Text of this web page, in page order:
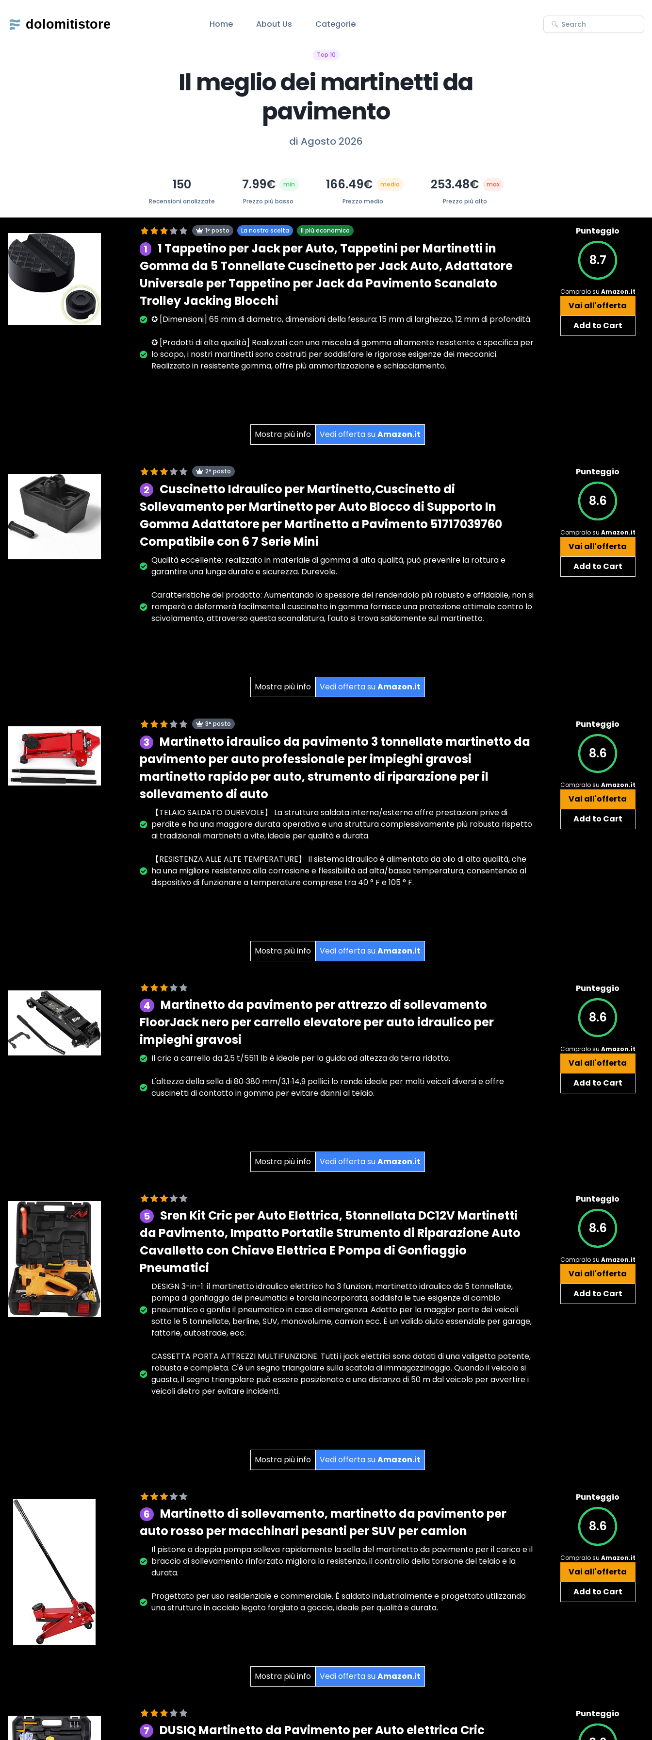
Home About Us Categorie
Top 10
Il meglio dei martinetti da
pavimento
di Agosto 2026
150
Recensioni analizzate
7.99€ min
Prezzo più basso
166.49€ medio
Prezzo medio
253.48€ max
Prezzo più alto
1° posto La nostra scelta Il più economico
1
1 Tappetino per Jack per Auto, Tappetini per Martinetti in
Gomma da 5 Tonnellate Cuscinetto per Jack Auto, Adattatore
Universale per Tappetino per Jack da Pavimento Scanalato
Trolley Jacking Blocchi
✪ [Dimensioni] 65 mm di diametro, dimensioni della fessura: 15 mm di larghezza, 12 mm di profondità.
✪ [Prodotti di alta qualità] Realizzati con una miscela di gomma altamente resistente e specifica per
lo scopo, i nostri martinetti sono costruiti per soddisfare le rigorose esigenze dei meccanici.
Realizzato in resistente gomma, offre più ammortizzazione e schiacciamento.
Mostra più info Vedi offerta suAmazon.it
Punteggio
8.7
Compralo su Amazon.it
Vai all'offerta
Add to Cart
2° posto
2
Cuscinetto Idraulico per Martinetto,Cuscinetto di
Sollevamento per Martinetto per Auto Blocco di Supporto In
Gomma Adattatore per Martinetto a Pavimento 51717039760
Compatibile con 6 7 Serie Mini
Qualità eccellente: realizzato in materiale di gomma di alta qualità, può prevenire la rottura e
garantire una lunga durata e sicurezza. Durevole.
Caratteristiche del prodotto: Aumentando lo spessore del rendendolo più robusto e affidabile, non si
romperà o deformerà facilmente.Il cuscinetto in gomma fornisce una protezione ottimale contro lo
scivolamento, attraverso questa scanalatura, l'auto si trova saldamente sul martinetto.
Mostra più info Vedi offerta suAmazon.it
Punteggio
8.6
Compralo su Amazon.it
Vai all'offerta
Add to Cart
3° posto
3
Martinetto idraulico da pavimento 3 tonnellate martinetto da
pavimento per auto professionale per impieghi gravosi
martinetto rapido per auto, strumento di riparazione per il
sollevamento di auto
【TELAIO SALDATO DUREVOLE】 La struttura saldata interna/esterna offre prestazioni prive di
perdite e ha una maggiore durata operativa e una struttura complessivamente più robusta rispetto
ai tradizionali martinetti a vite, ideale per qualità e durata.
【RESISTENZA ALLE ALTE TEMPERATURE】 Il sistema idraulico è alimentato da olio di alta qualità, che
ha una migliore resistenza alla corrosione e flessibilità ad alta/bassa temperatura, consentendo al
dispositivo di funzionare a temperature comprese tra 40 ° F e 105 ° F.
Mostra più info Vedi offerta suAmazon.it
Punteggio
8.6
Compralo su Amazon.it
Vai all'offerta
Add to Cart
4
Martinetto da pavimento per attrezzo di sollevamento
FloorJack nero per carrello elevatore per auto idraulico per
impieghi gravosi
Il cric a carrello da 2,5 t/5511 lb è ideale per la guida ad altezza da terra ridotta.
L'altezza della sella di 80‑380 mm/3,1‑14,9 pollici lo rende ideale per molti veicoli diversi e offre
cuscinetti di contatto in gomma per evitare danni al telaio.
Mostra più info Vedi offerta suAmazon.it
Punteggio
8.6
Compralo su Amazon.it
Vai all'offerta
Add to Cart
5
Sren Kit Cric per Auto Elettrica, 5tonnellata DC12V Martinetti
da Pavimento, Impatto Portatile Strumento di Riparazione Auto
Cavalletto con Chiave Elettrica E Pompa di Gonfiaggio
Pneumatici
DESIGN 3-in-1: il martinetto idraulico elettrico ha 3 funzioni, martinetto idraulico da 5 tonnellate,
pompa di gonfiaggio dei pneumatici e torcia incorporata, soddisfa le tue esigenze di cambio
pneumatico o gonfia il pneumatico in caso di emergenza. Adatto per la maggior parte dei veicoli
sotto le 5 tonnellate, berline, SUV, monovolume, camion ecc. È un valido aiuto essenziale per garage,
fattorie, autostrade, ecc.
CASSETTA PORTA ATTREZZI MULTIFUNZIONE: Tutti i jack elettrici sono dotati di una valigetta potente,
robusta e completa. C'è un segno triangolare sulla scatola di immagazzinaggio. Quando il veicolo si
guasta, il segno triangolare può essere posizionato a una distanza di 50 m dal veicolo per avvertire i
veicoli dietro per evitare incidenti.
Mostra più info Vedi offerta suAmazon.it
Punteggio
8.6
Compralo su Amazon.it
Vai all'offerta
Add to Cart
6
Martinetto di sollevamento, martinetto da pavimento per
auto rosso per macchinari pesanti per SUV per camion
Il pistone a doppia pompa solleva rapidamente la sella del martinetto da pavimento per il carico e il
braccio di sollevamento rinforzato migliora la resistenza, il controllo della torsione del telaio e la
durata.
Progettato per uso residenziale e commerciale. È saldato industrialmente e progettato utilizzando
una struttura in acciaio legato forgiato a goccia, ideale per qualità e durata.
Mostra più info Vedi offerta suAmazon.it
Punteggio
8.6
Compralo su Amazon.it
Vai all'offerta
Add to Cart
7
DUSIQ Martinetto da Pavimento per Auto elettrica Cric
Punteggio